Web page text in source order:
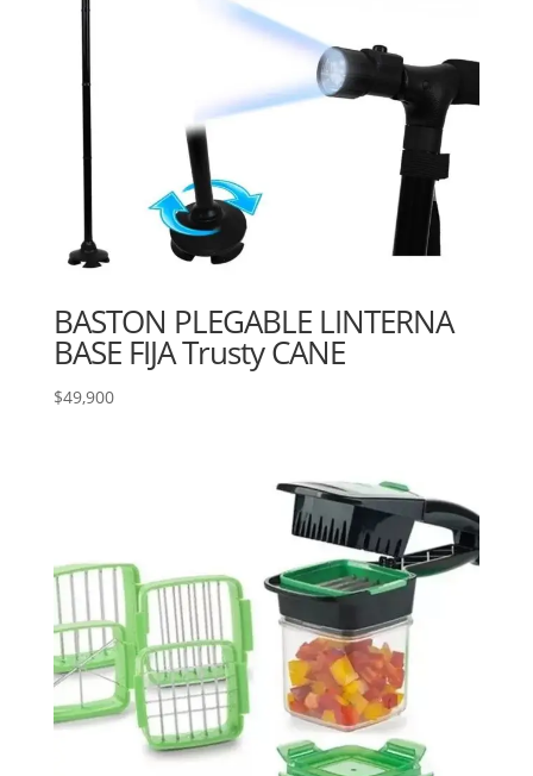
BASTON PLEGABLE LINTERNA
BASE FIJA Trusty CANE
$49,900